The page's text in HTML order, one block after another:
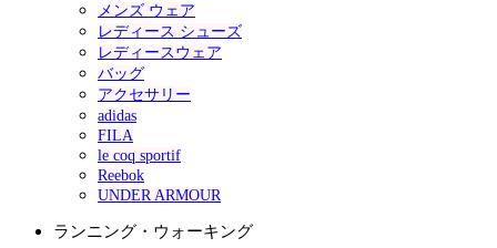
メンズ ウェア
レディース シューズ
レディースウェア
バッグ
アクセサリー
adidas
FILA
le coq sportif
Reebok
UNDER ARMOUR
ランニング・ウォーキング